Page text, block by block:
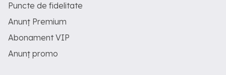
Puncte de fidelitate
Anunț Premium
Abonament VIP
Anunț promo